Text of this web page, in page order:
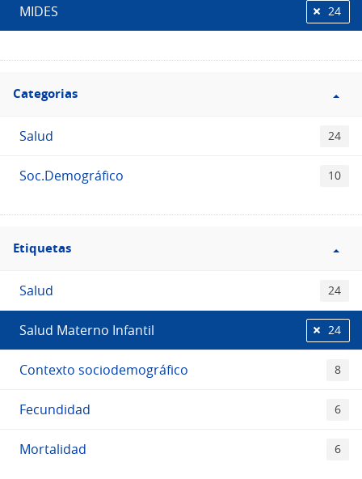
MIDES 24
Filtro
Categorias
Categorias
Salud 24
Soc.Demográfico 10
Filtro
Etiquetas
Etiquetas
Salud 24
Salud Materno Infantil 24
Contexto sociodemográfico 8
Fecundidad 6
Mortalidad 6